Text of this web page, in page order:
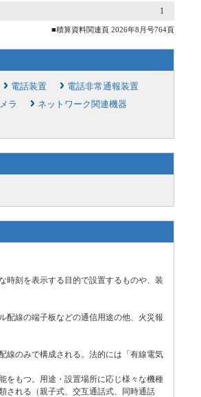
1
■積算資料関連頁 2026年8月号764頁
電話装置
電話非常通報装置
ラ
ネットワーク関連機器
時刻を表示する目的で設置するものや、装
配線の端子板などの通信用途の他、火災報
線のみで構成される。法的には「有線電気
をもつ。用途・設置場所に応じ様々な機種
される（親子式、交互通話式、同時通話